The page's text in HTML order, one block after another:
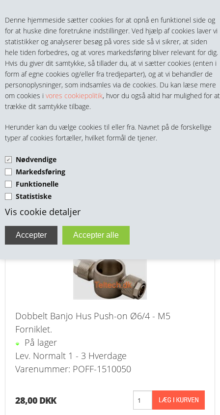
Denne hjemmeside sætter cookies for at opnå en funktionel side og
for at huske dine foretrukne indstillinger. Ved hjælp af cookies laver vi
statistikker og analyserer besøg på vores side så vi sikrer, at siden
hele tiden forbedres, og at vores markedsføring bliver relevant for dig.
Hvis du giver dit samtykke, så tillader du, at vi sætter cookies (enten i
form af egne cookies og/eller fra tredjeparter), og at vi behandler de
personoplysninger, som indsamles via de cookies. Du kan læse mere
om cookies i vores cookiepolitik, hvor du også altid har mulighed for at
trække dit samtykke tilbage.
Herunder kan du vælge cookies til eller fra. Navnet på de forskellige
typer af cookies fortæller, hvilket formål de tjener.
Nødvendige
Markedsføring
Funktionelle
Statistiske
Vis cookie detaljer
Teltech.dk 0 vare(r) i kurven
0,00 DKK
MENU
HANER & VENTILER
SLANGER, KOBLINGER & TILBEHØR
RØR & TILBEHØR
TEKNIK & AUTOMATIK
VA FITTINGS & VENTILER
ENTREPENØRARBEJDE- & UDSTYR
BEFÆSTIGELSE
BESPÆNDING, GUMMIDELE M.M.
MATERIEL HÅNDTERING
PUSH-ON BANJO HUS
DOBBELT FORNIKLET
MESSING
Push-on Banjo Hus Dobbelt Ø6/4 - M5 Forniklet
Dobbelt Banjo Hus Push-on Ø6/4 - M5
Forniklet.
På lager
Lev. Normalt 1 - 3 Hverdage
Varenummer: POFF-1510050
28,00 DKK